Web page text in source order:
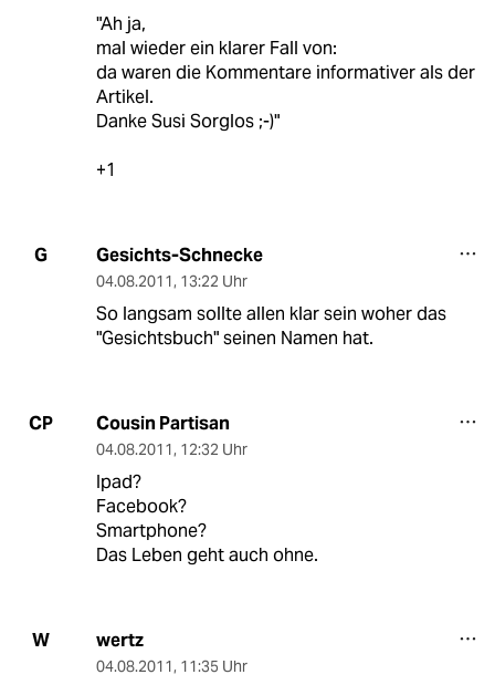
"Ah ja,
mal wieder ein klarer Fall von:
da waren die Kommentare informativer als der
Artikel.
Danke Susi Sorglos ;-)"
+1
G Gesichts-Schnecke
04.08.2011, 13:22 Uhr
So langsam sollte allen klar sein woher das
"Gesichtsbuch" seinen Namen hat.
CP Cousin Partisan
04.08.2011, 12:32 Uhr
Ipad?
Facebook?
Smartphone?
Das Leben geht auch ohne.
W wertz
04.08.2011, 11:35 Uhr